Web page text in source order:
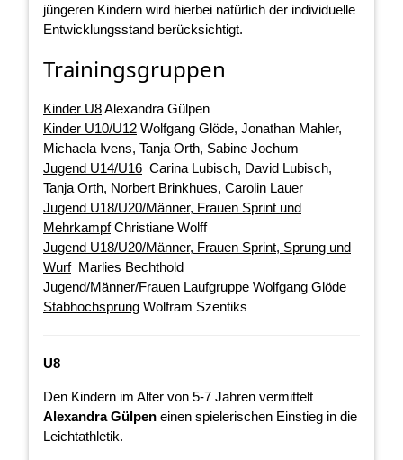
jüngeren Kindern wird hierbei natürlich der individuelle
Entwicklungsstand berücksichtigt.
Trainingsgruppen
Kinder U8Alexandra Gülpen
Kinder U10/U12 Wolfgang Glöde, Jonathan Mahler,
Michaela Ivens, Tanja Orth, Sabine Jochum
Jugend U14/U16 Carina Lubisch, David Lubisch,
Tanja Orth, Norbert Brinkhues, Carolin Lauer
Jugend U18/U20/Männer, Frauen Sprint und
MehrkampfChristiane Wolff
Jugend U18/U20/Männer, Frauen Sprint, Sprung und
WurfMarlies Bechthold
Jugend/Männer/Frauen Laufgruppe Wolfgang Glöde
Stabhochsprung Wolfram Szentiks
U8
Den Kindern im Alter von 5-7 Jahren vermittelt
Alexandra Gülpen einen spielerischen Einstieg in die
Leichtathletik.